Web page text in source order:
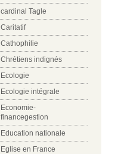
cardinal Tagle
Caritatif
Cathophilie
Chrétiens indignés
Ecologie
Ecologie intégrale
Economie-
financegestion
Education nationale
Eglise en France